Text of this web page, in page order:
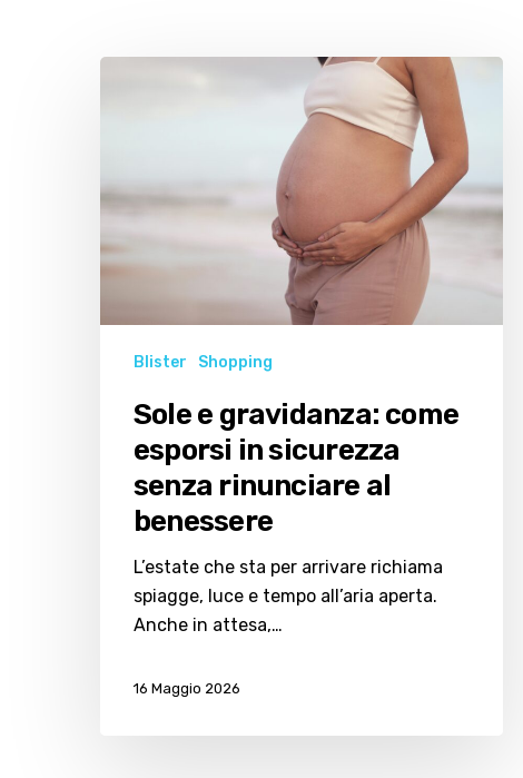
esporsi
in
sicurezza
senza
al
benessere
Blister Shopping
Sole e gravidanza: come
esporsi in sicurezza
senza rinunciare al
benessere
L’estate che sta per arrivare richiama
spiagge, luce e tempo all’aria aperta.
Anche in attesa,…
16 Maggio 2026